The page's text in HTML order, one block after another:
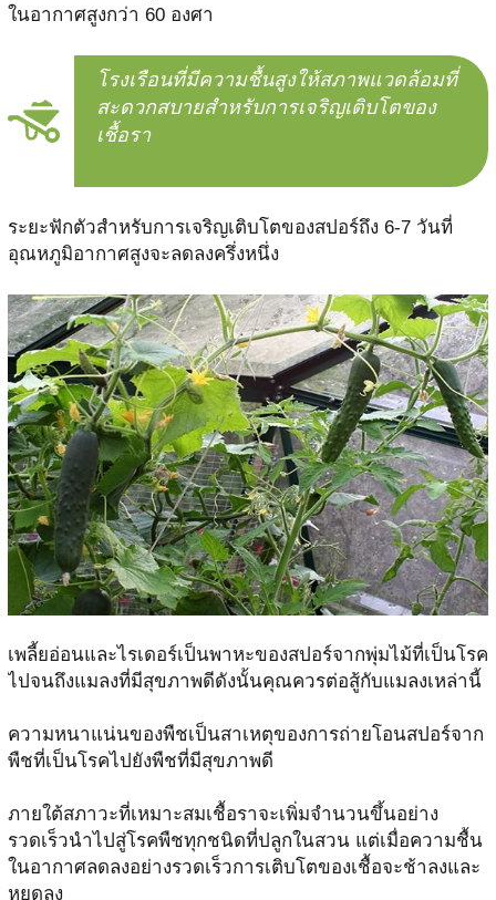
ในอากาศสูงกว่า 60 องศา
โรงเรือนที่มีความชื้นสูงให้สภาพแวดล้อมที่
สะดวกสบายสำหรับการเจริญเติบโตของ
เชื้อรา
ระยะฟักตัวสำหรับการเจริญเติบโตของสปอร์ถึง 6-7 วันที่
อุณหภูมิอากาศสูงจะลดลงครึ่งหนึ่ง
เพลี้ยอ่อนและไรเดอร์เป็นพาหะของสปอร์จากพุ่มไม้ที่เป็นโรค
ไปจนถึงแมลงที่มีสุขภาพดีดังนั้นคุณควรต่อสู้กับแมลงเหล่านี้
ความหนาแน่นของพืชเป็นสาเหตุของการถ่ายโอนสปอร์จาก
พืชที่เป็นโรคไปยังพืชที่มีสุขภาพดี
ภายใต้สภาวะที่เหมาะสมเชื้อราจะเพิ่มจำนวนขึ้นอย่าง
รวดเร็วนำไปสู่โรคพืชทุกชนิดที่ปลูกในสวน แต่เมื่อความชื้น
ในอากาศลดลงอย่างรวดเร็วการเติบโตของเชื้อจะช้าลงและ
หยุดลง